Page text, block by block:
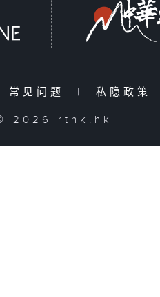
常见问题 | 私隐政策
2026 rthk.hk